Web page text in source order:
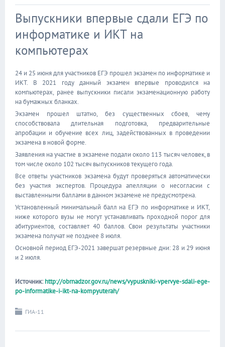
Выпускники впервые сдали ЕГЭ по
информатике и ИКТ на
компьютерах
24 и 25 июня для участников ЕГЭ прошел экзамен по информатике и
ИКТ. В 2021 году данный экзамен впервые проводился на
компьютерах, ранее выпускники писали экзаменационную работу
на бумажных бланках.
Экзамен прошел штатно, без существенных сбоев, чему
способствовала длительная подготовка, предварительные
апробации и обучение всех лиц, задействованных в проведении
экзамена в новой форме.
Заявления на участие в экзамене подали около 113 тысяч человек, в
том числе около 102 тысяч выпускников текущего года.
Все ответы участников экзамена будут проверяться автоматически
без участия экспертов. Процедура апелляции о несогласии с
выставленными баллами в данном экзамене не предусмотрена.
Установленный минимальный балл на ЕГЭ по информатике и ИКТ,
ниже которого вузы не могут устанавливать проходной порог для
абитуриентов, составляет 40 баллов. Свои результаты участники
экзамена получат не позднее 8 июля.
Основной период ЕГЭ-2021 завершат резервные дни: 28 и 29 июня
и 2 июля.
Источник: http://obrnadzor.gov.ru/news/vypuskniki-vpervye-sdali-ege-
po-informatike-i-ikt-na-kompyuterah/
ГИА-11